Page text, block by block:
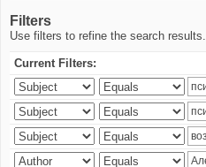
Filters
Use filters to refine the search results.
Current Filters: